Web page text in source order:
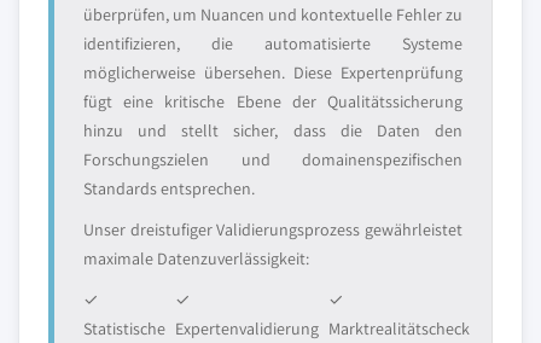
überprüfen, um Nuancen und kontextuelle Fehler zu
identifizieren, die automatisierte Systeme
möglicherweise übersehen. Diese Expertenprüfung
fügt eine kritische Ebene der Qualitätssicherung
hinzu und stellt sicher, dass die Daten den
Forschungszielen und domainenspezifischen
Standards entsprechen.
Unser dreistufiger Validierungsprozess gewährleistet
maximale Datenzuverlässigkeit:
✓
Statistische
✓
Expertenvalidierung
✓
Marktrealitätscheck